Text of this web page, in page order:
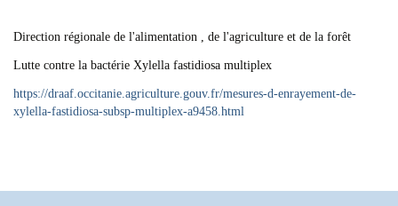
Direction régionale de l'alimentation , de l'agriculture et de la forêt
Lutte contre la bactérie Xylella fastidiosa multiplex
https://draaf.occitanie.agriculture.gouv.fr/mesures-d-enrayement-de-
xylella-fastidiosa-subsp-multiplex-a9458.html